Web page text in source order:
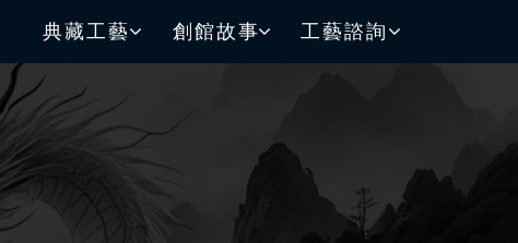
典藏工藝 創館故事 工藝諮詢